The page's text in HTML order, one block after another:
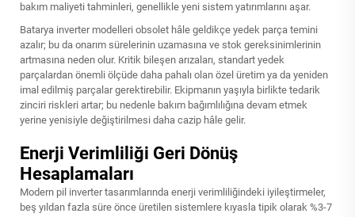
bakım maliyeti tahminleri, genellikle yeni sistem yatırımlarını aşar.
Batarya inverter modelleri obsolet hâle geldikçe yedek parça temini
azalır; bu da onarım sürelerinin uzamasına ve stok gereksinimlerinin
artmasına neden olur. Kritik bileşen arızaları, standart yedek
parçalardan önemli ölçüde daha pahalı olan özel üretim ya da yeniden
imal edilmiş parçalar gerektirebilir. Ekipmanın yaşıyla birlikte tedarik
zinciri riskleri artar; bu nedenle bakım bağımlılığına devam etmek
yerine yenisiyle değiştirilmesi daha cazip hâle gelir.
Enerji Verimliliği Geri Dönüş
Hesaplamaları
Modern pil inverter tasarımlarında enerji verimliliğindeki iyileştirmeler,
beş yıldan fazla süre önce üretilen sistemlere kıyasla tipik olarak %3-7